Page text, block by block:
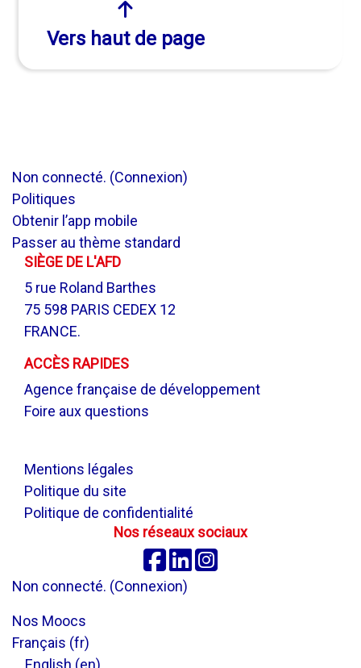
Vers haut de page
Non connecté. (Connexion)
Politiques
Obtenir l’app mobile
Passer au thème standard
SIÈGE DE L'AFD
5 rue Roland Barthes
75 598 PARIS CEDEX 12
FRANCE.
ACCÈS RAPIDES
Agence française de développement
Foire aux questions
Mentions légales
Politique du site
Politique de confidentialité
Nos réseaux sociaux
Facebook
Linkedin
Non connecté. (Connexion)
Nos Moocs
Français ‎(fr)‎
English ‎(en)‎